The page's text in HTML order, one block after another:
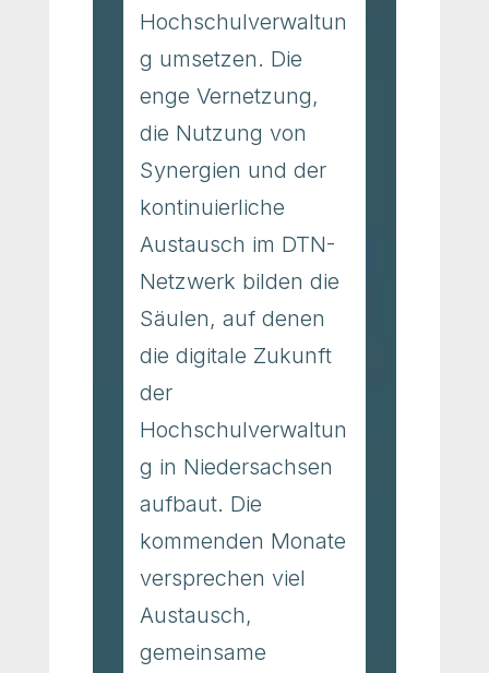
Hochschulverwaltun
g umsetzen. Die
enge Vernetzung,
die Nutzung von
Synergien und der
kontinuierliche
Austausch im DTN-
Netzwerk bilden die
Säulen, auf denen
die digitale Zukunft
der
Hochschulverwaltun
g in Niedersachsen
aufbaut. Die
kommenden Monate
versprechen viel
Austausch,
gemeinsame